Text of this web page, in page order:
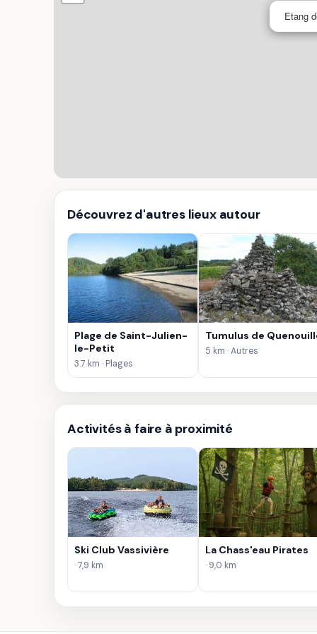
Etang
Découvrez d'autres lieux autour
Plage de Saint-Julien-
le-Petit
3.7 km · Plages
Tumulus de
5 km · Autres
Activités à faire à proximité
Ski Club Vassivière
· 7,9 km
La Chass'eau Pirates
· 9,0 km